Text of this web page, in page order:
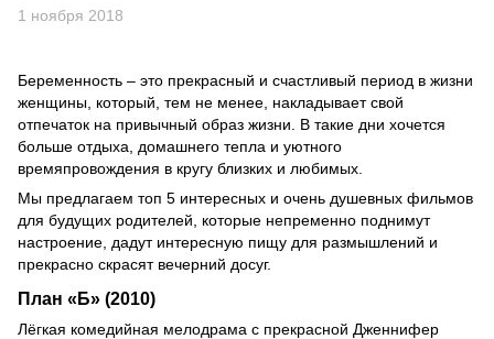
1 ноября 2018
Беременность – это прекрасный и счастливый период в жизни
женщины, который, тем не менее, накладывает свой
отпечаток на привычный образ жизни. В такие дни хочется
больше отдыха, домашнего тепла и уютного
времяпровождения в кругу близких и любимых.
Мы предлагаем топ 5 интересных и очень душевных фильмов
для будущих родителей, которые непременно поднимут
настроение, дадут интересную пищу для размышлений и
прекрасно скрасят вечерний досуг.
План «Б» (2010)
Лёгкая комедийная мелодрама с прекрасной Дженнифер